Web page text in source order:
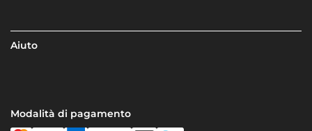
Aiuto
Modalità di pagamento